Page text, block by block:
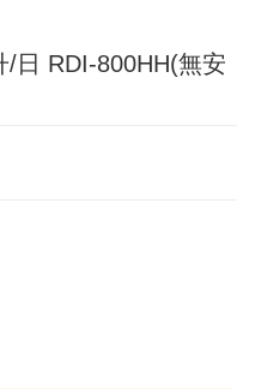
/日 RDI-800HH(無安